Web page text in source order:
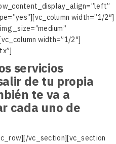
width=”1/2″]
width=”1/2″]
servicios
de tu propia
te va a
cada uno de
vc_section][vc_section